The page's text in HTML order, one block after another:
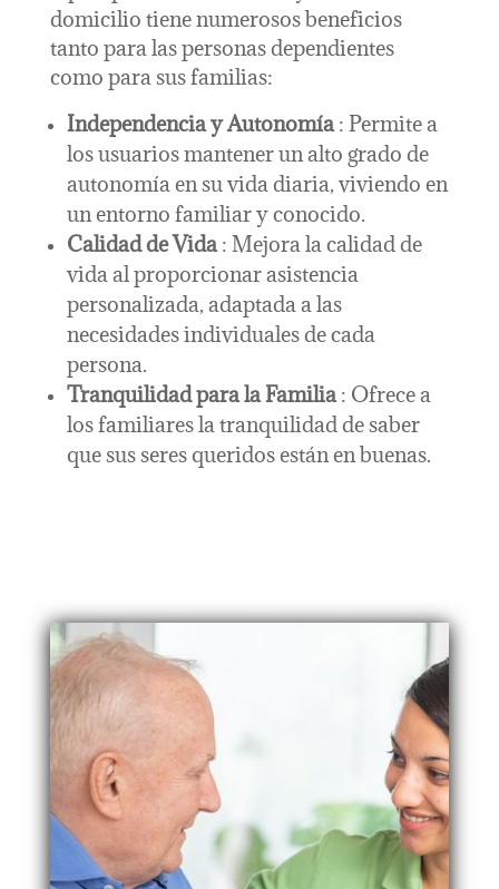
domicilio tiene numerosos beneficios
tanto para las personas dependientes
como para sus familias:
Independencia y Autonomía: Permite a
los usuarios mantener un alto grado de
autonomía en su vida diaria, viviendo en
un entorno familiar y conocido.
Calidad de Vida: Mejora la calidad de
vida al proporcionar asistencia
personalizada, adaptada a las
necesidades individuales de cada
persona.
Tranquilidad para la Familia: Ofrece a
los familiares la tranquilidad de saber
que sus seres queridos están en buenas.